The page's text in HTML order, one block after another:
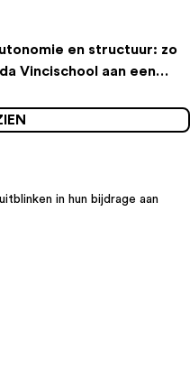
en structuur: zo
Vincischool aan een
in hun bijdrage aan